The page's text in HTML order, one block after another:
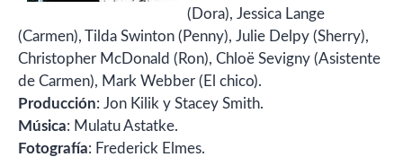
(Dora), Jessica Lange
(Carmen), Tilda Swinton (Penny), Julie Delpy (Sherry),
Christopher McDonald (Ron), Chloë Sevigny (Asistente
de Carmen), Mark Webber (El chico).
Producción: Jon Kilik y Stacey Smith.
Música: Mulatu Astatke.
Fotografía: Frederick Elmes.